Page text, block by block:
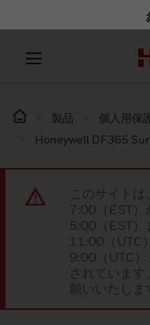
製品 個人用保
Honeywell DF365
このサイト
7:00（EST）
5:00（EST）
11:00（UTC
9:00（UTC
されていま
願いいたしま